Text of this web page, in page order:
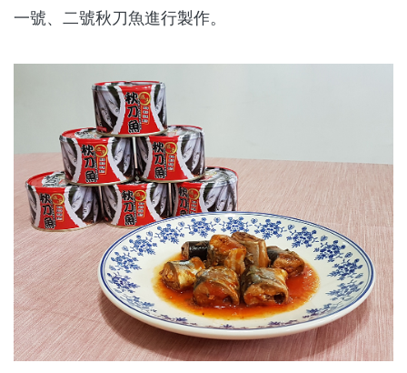
一號、二號秋刀魚進行製作。